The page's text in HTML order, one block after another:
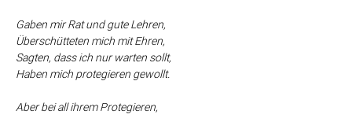
Gaben mir Rat und gute Lehren,
Überschütteten mich mit Ehren,
Sagten, dass ich nur warten sollt,
Haben mich protegieren gewollt.
Aber bei all ihrem Protegieren,